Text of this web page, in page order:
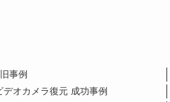
事例
デオカメラ復元 成功事例